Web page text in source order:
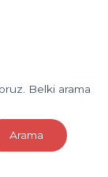
Belki arama